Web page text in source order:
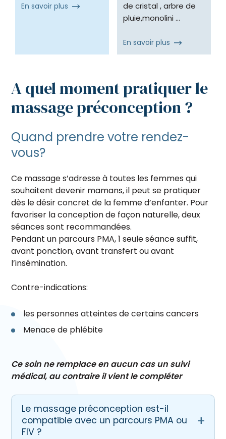
En savoir plus
de cristal , arbre de
pluie,monolini …
En savoir plus
A quel moment pratiquer le
massage préconception ?
Quand prendre votre rendez-
vous?
Ce massage s’adresse à toutes les femmes qui
souhaitent devenir mamans, il peut se pratiquer
dès le désir concret de la femme d’enfanter. Pour
favoriser la conception de façon naturelle, deux
séances sont recommandées.
Pendant un parcours PMA, 1 seule séance suffit,
avant ponction, avant transfert ou avant
l’insémination.
Contre-indications:
les personnes atteintes de certains cancers
Menace de phlébite
Ce soin ne remplace en aucun cas un suivi
médical, au contraire il vient le compléter
Le massage préconception est-il
compatible avec un parcours PMA ou
FIV ?